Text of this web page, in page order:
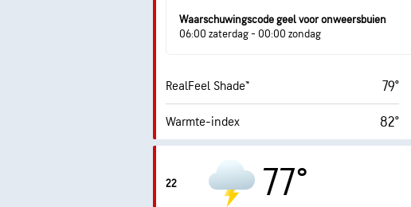
Waarschuwingscode geel voor onweersbuien
06:00 zaterdag - 00:00 zondag
RealFeel Shade™ 79°
Warmte-index 82°
Windstoten
22 77°